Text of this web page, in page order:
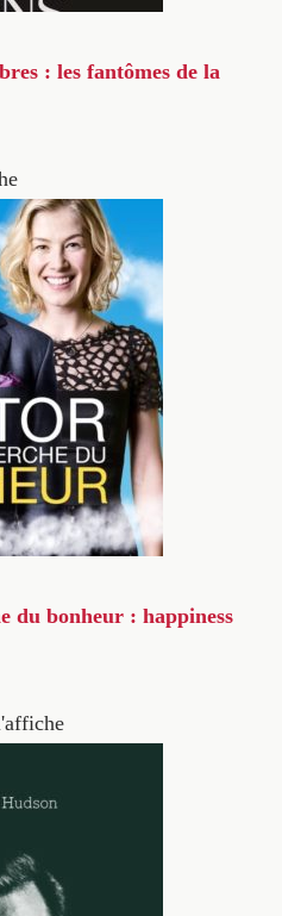
: les fantômes de la
du bonheur : happiness